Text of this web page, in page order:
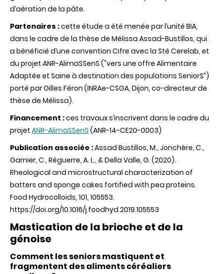
d’aération de la pâte.
Partenaires :cette étude a été menée par l’unité BIA,
dans le cadre de la thèse de Mélissa Assad-Bustillos, qui
a bénéficié d’une convention Cifre avec la Sté Cerelab, et
du projet ANR-AlimaSSenS ("vers une offre Alimentaire
Adaptée et Saine à destination des populations SeniorS”)
porté par Gilles Féron (INRAe-CSGA, Dijon, co-directeur de
thèse de Mélissa).
Financement :ces travaux s’inscrivent dans le cadre du
projet ANR-AlimaSSenS (ANR-14-CE20-0003)
Publication associée :Assad Bustillos, M., Jonchère, C.,
Garnier, C., Réguerre, A. L., & Della Valle, G. (2020).
Rheological and microstructural characterization of
batters and sponge cakes fortified with pea proteins.
Food Hydrocolloids, 101, 105553.
https://doi.org/10.1016/j.foodhyd.2019.105553
Mastication de la brioche et de la
génoise
Comment les seniors mastiquent et
fragmentent des aliments céréaliers